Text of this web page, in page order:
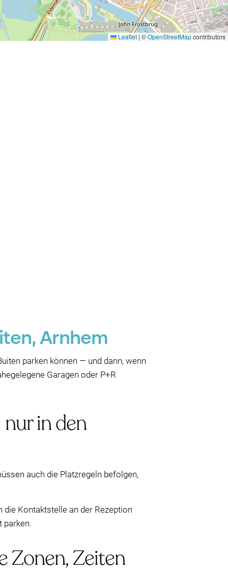
Leaflet| ©OpenStreetMapcontributors
Arnhem
parken können — und dann, wenn
Garagen oder P+R
in den
auch die Platzregeln befolgen,
die Kontaktstelle an der Rezeption
parken.
Zonen, Zeiten